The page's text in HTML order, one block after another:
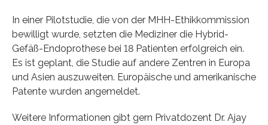
In einer Pilotstudie, die von der MHH-Ethikkommission
bewilligt wurde, setzten die Mediziner die Hybrid-
Gefäß-Endoprothese bei 18 Patienten erfolgreich ein.
Es ist geplant, die Studie auf andere Zentren in Europa
und Asien auszuweiten. Europäische und amerikanische
Patente wurden angemeldet.
Weitere Informationen gibt gern Privatdozent Dr. Ajay